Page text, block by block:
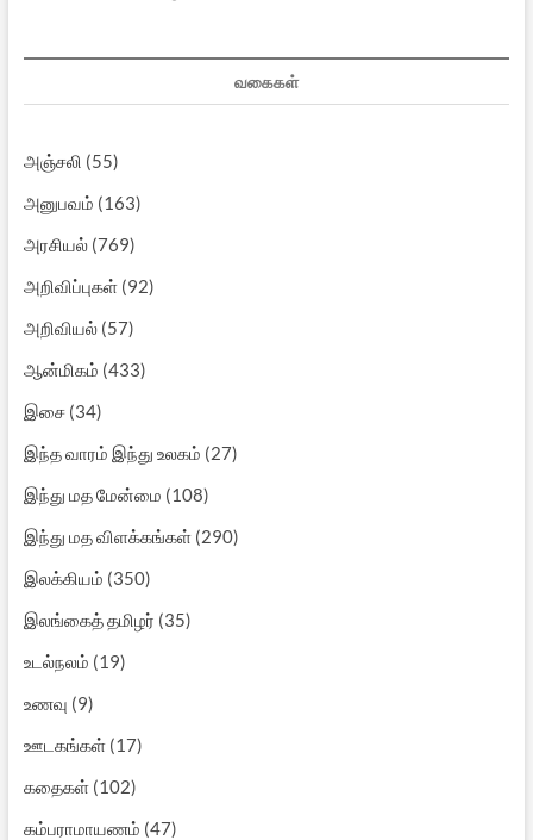
வகைகள்
அஞ்சலி (55)
அனுபவம் (163)
அரசியல்(769)
அறிவிப்புகள்(92)
அறிவியல்(57)
ஆன்மிகம் (433)
இசை(34)
இந்த வாரம் இந்து உலகம் (27)
இந்து மத மேன்மை (108)
இந்து மத விளக்கங்கள்(290)
இலக்கியம் (350)
இலங்கைத் தமிழர் (35)
உடல்நலம் (19)
உணவு (9)
ஊடகங்கள்(17)
கதைகள்(102)
கம்பராமாயணம் (47)